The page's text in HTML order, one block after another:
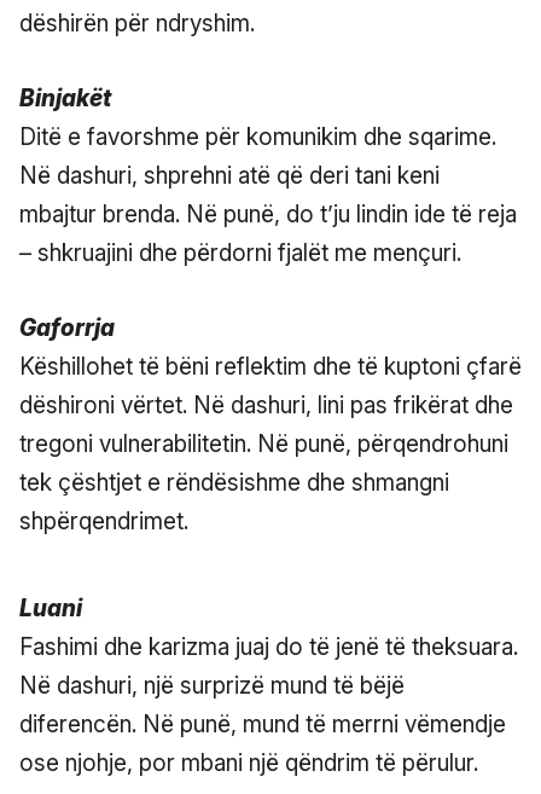
dëshirën për ndryshim.
Binjakët
Ditë e favorshme për komunikim dhe sqarime.
Në dashuri, shprehni atë që deri tani keni
mbajtur brenda. Në punë, do t’ju lindin ide të reja
– shkruajini dhe përdorni fjalët me mençuri.
Gaforrja
Këshillohet të bëni reflektim dhe të kuptoni çfarë
dëshironi vërtet. Në dashuri, lini pas frikërat dhe
tregoni vulnerabilitetin. Në punë, përqendrohuni
tek çështjet e rëndësishme dhe shmangni
shpërqendrimet.
Luani
Fashimi dhe karizma juaj do të jenë të theksuara.
Në dashuri, një surprizë mund të bëjë
diferencën. Në punë, mund të merrni vëmendje
ose njohje, por mbani një qëndrim të përulur.